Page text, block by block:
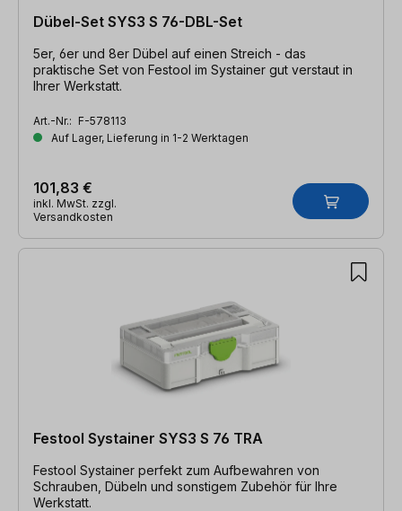
Dübel-Set SYS3 S 76-DBL-Set
5er, 6er und 8er Dübel auf einen Streich - das
praktische Set von Festool im Systainer gut verstaut in
Ihrer Werkstatt.
Art.-Nr.: F-578113
Auf Lager, Lieferung in 1-2 Werktagen
101,83 €
inkl. MwSt. zzgl.
Versandkosten
Festool Systainer SYS3 S 76 TRA
Festool Systainer perfekt zum Aufbewahren von
Schrauben, Dübeln und sonstigem Zubehör für Ihre
Werkstatt.